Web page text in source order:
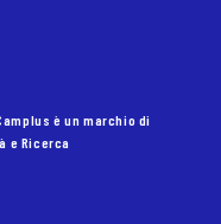
è un marchio di
e Ricerca